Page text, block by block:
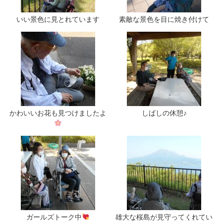
いい景色に見とれています 素敵な景色を目に焼き付けて
かわいいお花も見つけましたよ しばしの休憩♪
ガールズトーク中
雄大な桜島が見守ってくれてい